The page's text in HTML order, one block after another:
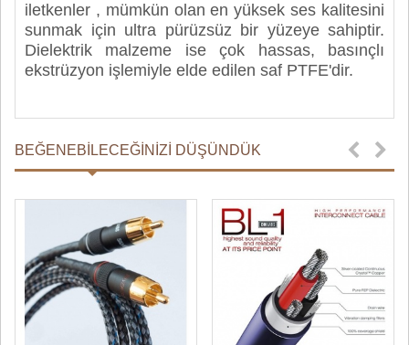
iletkenler , mümkün olan en yüksek ses kalitesini
sunmak için ultra pürüzsüz bir yüzeye sahiptir.
Dielektrik malzeme ise çok hassas, basınçlı
ekstrüzyon işlemiyle elde edilen saf PTFE'dir.
BEĞENEBILECEĞINIZI DÜŞÜNDÜK